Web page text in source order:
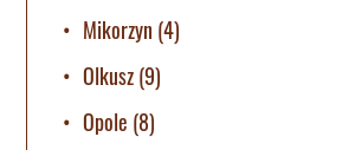
Mikorzyn (4)
Olkusz(9)
Opole (8)